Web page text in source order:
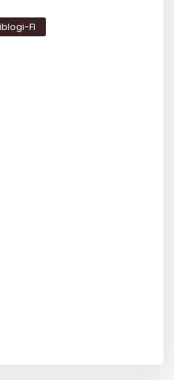
FI